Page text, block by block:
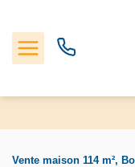
Vente maison 114 m²,